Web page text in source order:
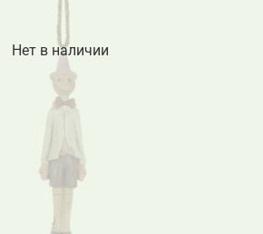
Нет в наличии